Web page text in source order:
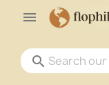

search